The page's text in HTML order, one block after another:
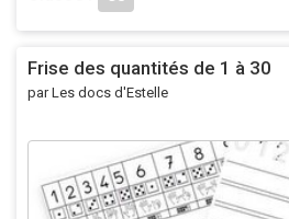
Frise des quantités de 1 à 30
par Les docs d'Estelle